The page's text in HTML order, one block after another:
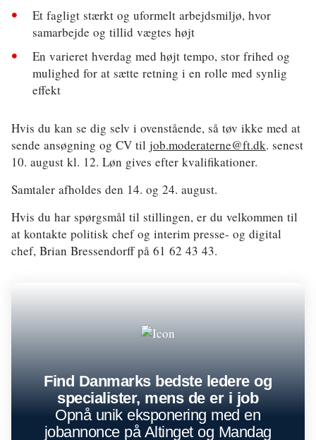
Et fagligt stærkt og uformelt arbejdsmiljø, hvor
samarbejde og tillid vægtes højt
En varieret hverdag med højt tempo, stor frihed og
mulighed for at sætte retning i en rolle med synlig
effekt
Hvis du kan se dig selv i ovenstående, så tøv ikke med at
sende ansøgning og CV til job.moderaterne@ft.dk. senest
10. august kl. 12. Løn gives efter kvalifikationer.
Samtaler afholdes den 14. og 24. august.
Hvis du har spørgsmål til stillingen, er du velkommen til
at kontakte politisk chef og interim presse- og digital
chef, Brian Bressendorff på 61 62 43 43.
Find Danmarks bedste ledere og
specialister, mens de er i job
Opnå unik eksponering med en
jobannonce på Altinget og Mandag